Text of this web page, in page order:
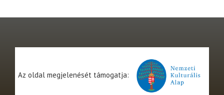
Az oldal megjelenését támogatja: